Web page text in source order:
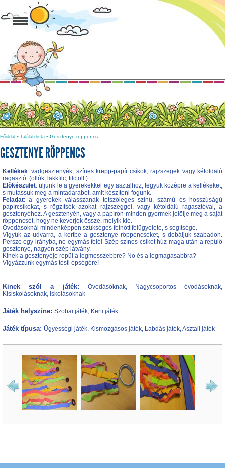
Főoldal - Találati lista - Gesztenye röppencs
GESZTENYE RÖPPENCS
Kellékek: vadgesztenyék, színes krepp-papír csíkok, rajzszegek vagy kétoldalú
ragasztó. (ollók, lakkfilc, filctoll.)
Előkészület: üljünk le a gyerekekkel egy asztalhoz, tegyük középre a kellékeket,
s mutassuk meg a mintadarabot, amit készíteni fogunk.
Feladat: a gyerekek válasszanak tetszőleges színű, számú és hosszúságú
papírcsíkokat, s rögzítsék azokat rajzszeggel, vagy kétoldalú ragasztóval, a
gesztenyéhez. A gesztenyén, vagy a papíron minden gyermek jelölje meg a saját
röppencsét, hogy ne keverjék össze, melyik kié.
Óvodásoknál mindenképpen szükséges felnőtt felügyelete, s segítsége.
Vigyük az udvarra, a kertbe a gesztenye röppencseket, s dobáljuk szabadon.
Persze egy irányba, ne egymás felé! Szép színes csíkot húz maga után a repülő
gesztenye, nagyon szép látvány.
Kinek a gesztenyéje repül a legmesszebbre? No és a legmagasabbra?
Vigyázzunk egymás testi épségére!
Kinek szól a játék: Óvodásoknak, Nagycsoportos óvodásoknak,
Kisiskolásoknak, Iskolásoknak
Játék helyszíne: Szobai játék, Kerti játék
Játék típusa: Ügyességi játék, Kismozgásos játék, Labdás játék, Asztali játék